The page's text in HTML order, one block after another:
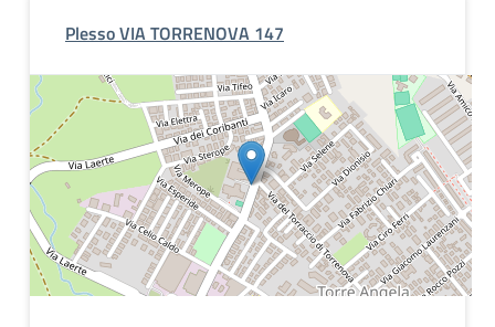
Plesso VIA TORRENOVA 147